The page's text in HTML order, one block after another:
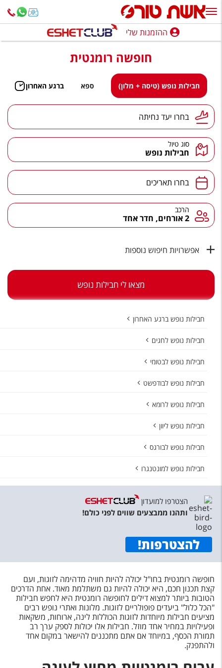
ההזמנות שלי
חופשה לפי סגנון
מלונות באילת
טיולים מאורגנים
סגנונות טיול
הרגע האחרון
חבילות בריאות וספא
טיסות לחו"ל
מלונות בחו"ל
ההזמנות שלי
חופשה רומנטית
חבילות נופש (טיסה + מלון) ספא ברגע האחרון
יעד נחיתהבחרו יעד נחיתה
סוג טיול
חבילות נופש
תאריכים בחרו תאריכים
הרכב הרכב
2 אורחים, חדר אחד
אפשרויות חיפוש נוספות
מצאו לי חבילות נופש
חבילות נופש ברגע האחרון
חבילות נופש לחגים
חבילות נופש לבטומי
חבילות נופש לבודפשט
חבילות נופש לרומא
חבילות נופש ליוון
חבילות נופש לבורגס
חבילות נופש למונטנגרו
הצטרפו למועדון
ותהנו ממבצעים שווים לפני כולם!
להצטרפות!
חופשה רומנטית בחו"ל יכולה להיות חוויה מדהימה לזוגות, ועם
קצת תכנון חכם, היא יכולה להיות גם משתלמת מאוד. אחת הדרכים
הטובות ביותר למצוא דילים לחופשה רומנטית היא לחפש חבילות
"הכל כלול" ביעדים פופולריים לזוגות. מלונות ואתרי נופש רבים
מציעים חבילות מיוחדות לזוגות הכוללות לינה, ארוחות, משקאות
ופעילויות במחיר אחד מוזל. חבילות אלו יכולות לספק ערך רב
תמורת הכסף, במיוחד אם אתם מתכננים להישאר במקום אחד
ולהתפנק.